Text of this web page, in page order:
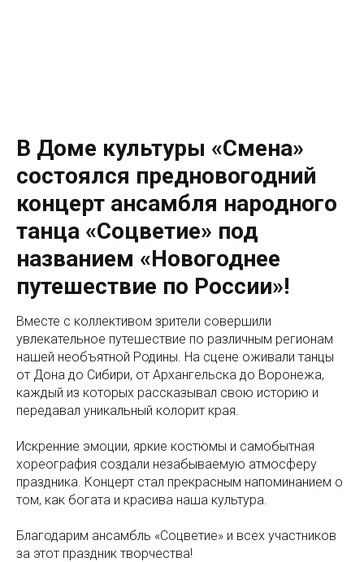
В Доме культуры «Смена»
состоялся предновогодний
концерт ансамбля народного
танца «Соцветие» под
названием «Новогоднее
путешествие по России»!
Вместе с коллективом зрители совершили
увлекательное путешествие по различным регионам
нашей необъятной Родины. На сцене оживали танцы
от Дона до Сибири, от Архангельска до Воронежа,
каждый из которых рассказывал свою историю и
передавал уникальный колорит края.
Искренние эмоции, яркие костюмы и самобытная
хореография создали незабываемую атмосферу
праздника. Концерт стал прекрасным напоминанием о
том, как богата и красива наша культура.
Благодарим ансамбль «Соцветие» и всех участников
за этот праздник творчества!